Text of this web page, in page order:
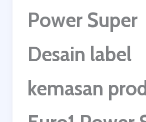
Power Super
Desain label
kemasan